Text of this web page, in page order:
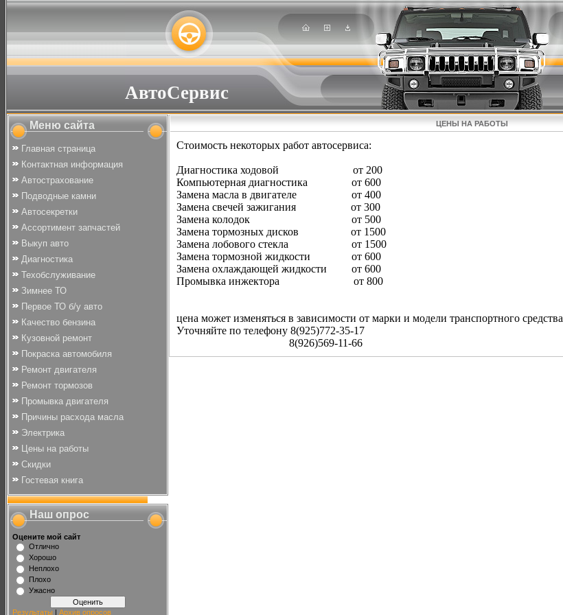
АвтоСервис
Меню сайта
Главная страница
Контактная информация
Автострахование
Подводные камни
Автосекретки
Ассортимент запчастей
Выкуп авто
Диагностика
Техобслуживание
Зимнее ТО
Первое ТО б/у авто
Качество бензина
Кузовной ремонт
Покраска автомобиля
Ремонт двигателя
Ремонт тормозов
Промывка двигателя
Причины расхода масла
Электрика
Цены на работы
Скидки
Гостевая книга
Наш опрос
Оцените мой сайт
Отлично
Хорошо
Неплохо
Плохо
Ужасно
Результаты | Архив опросов
ЦЕНЫ НА РАБОТЫ
Стоимость некоторых работ автосервиса:
Диагностика ходовой от 200
Компьютерная диагностика от 600
Замена масла в двигателе от 400
Замена свечей зажигания от 300
Замена колодок от 500
Замена тормозных дисков от 1500
Замена лобового стекла от 1500
Замена тормозной жидкости от 600
Замена охлаждающей жидкости от 600
Промывка инжектора от 800
цена может изменяться в зависимости от марки и модели транспортного средства
Уточняйте по телефону 8(925)772-35-17
8(926)569-11-66